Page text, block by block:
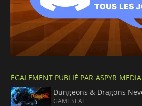
ÉGALEMENT PUBLIÉ PAR ASPYR MEDIA
GAMESEAL